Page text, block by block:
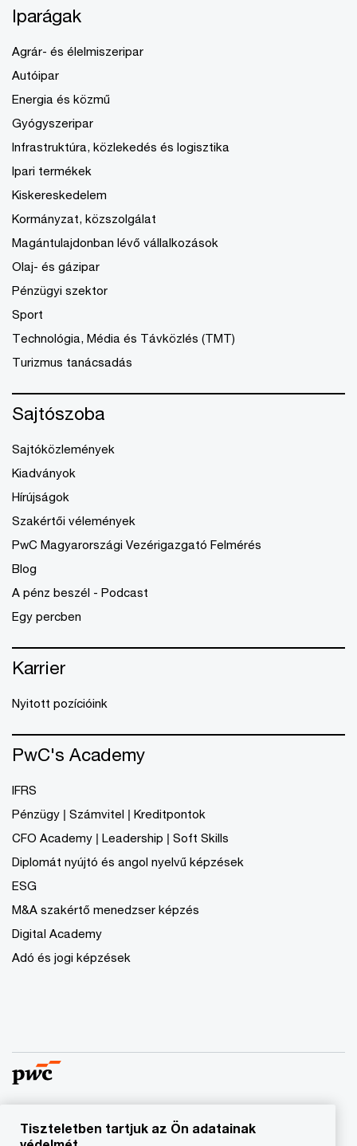
Iparágak
Agrár- és élelmiszeripar
Autóipar
Energia és közmű
Gyógyszeripar
Infrastruktúra, közlekedés és logisztika
Ipari termékek
Kiskereskedelem
Kormányzat, közszolgálat
Magántulajdonban lévő vállalkozások
Olaj- és gázipar
Pénzügyi szektor
Sport
Technológia, Média és Távközlés (TMT)
Turizmus tanácsadás
Sajtószoba
Sajtóközlemények
Kiadványok
Hírújságok
Szakértői vélemények
PwC Magyarországi Vezérigazgató Felmérés
Blog
A pénz beszél - Podcast
Egy percben
Karrier
Nyitott pozícióink
PwC's Academy
IFRS
Pénzügy | Számvitel | Kreditpontok
CFO Academy | Leadership | Soft Skills
Diplomát nyújtó és angol nyelvű képzések
ESG
M&A szakértő menedzser képzés
Digital Academy
Adó és jogi képzések
© 2023 - 2026 PwC. Minden jog fenntartva. A „PwC”
Tiszteletben tartjuk az Ön adatainak